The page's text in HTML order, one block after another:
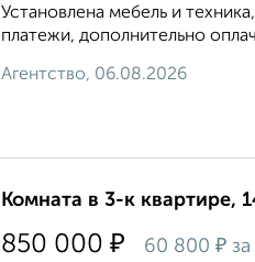
Установлена мебель и
платежи, дополнительно
Агентство, 06.08.2026
Комната в 3-к квартире,
850 000 ₽ 60 800 ₽